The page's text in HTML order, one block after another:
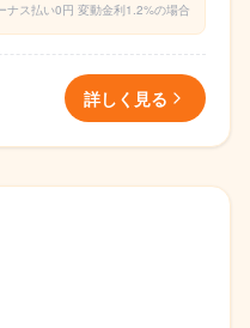
ス払い0円 変動金利1.2%の場合
詳しく見る